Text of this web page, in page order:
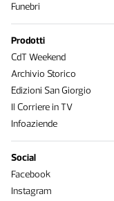
Funebri
Prodotti
CdT Weekend
Archivio Storico
Edizioni San Giorgio
Il Corriere in TV
Infoaziende
Social
Facebook
Instagram